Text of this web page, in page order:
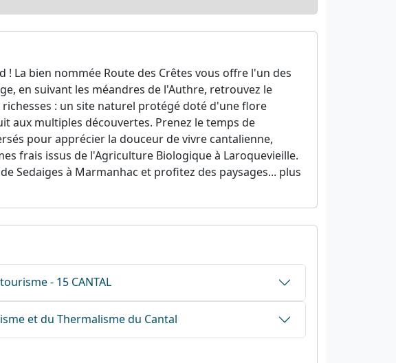
La bien nommée Route des Crêtes vous offre l'un des
en suivant les méandres de l'Authre, retrouvez le
: un site naturel protégé doté d'une flore
aux multiples découvertes. Prenez le temps de
pour apprécier la douceur de vivre cantalienne,
frais issus de l'Agriculture Biologique à Laroquevieille.
Sedaiges à Marmanhac et profitez des paysages... plus
- 15 CANTAL
et du Thermalisme du Cantal